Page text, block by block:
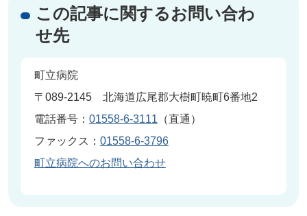
この記事に関するお問い合わ
せ先
町立病院
〒089-2145 北海道広尾郡大樹町暁町6番地2
電話番号： 01558-6-3111 （直通）
ファックス： 01558-6-3796
町立病院へのお問い合わせ